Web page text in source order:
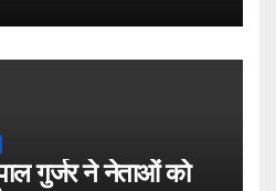
गुर्जर ने नेताओं को